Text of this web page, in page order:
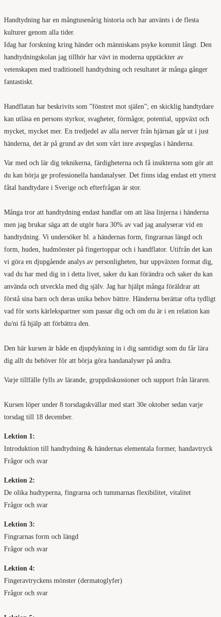
Handtydning har en mångtusenårig historia och har använts i de flesta
kulturer genom alla tider.
Idag har forskning kring händer och människans psyke kommit långt. Den
handtydningskolan jag tillhör har vävt in moderna upptäckter av
vetenskapen med traditionell handtydning och resultatet är många gånger
fantastiskt.
Handflatan har beskrivits som ”fönstret mot själen”; en skicklig handtydare
kan utläsa en persons styrkor, svagheter, förmågor, potential, uppväxt och
mycket, mycket mer. En tredjedel av alla nerver från hjärnan går ut i just
händerna, det är på grund av det som vårt inre avspeglas i händerna.
Var med och lär dig teknikerna, färdigheterna och få insikterna som gör att
du kan börja ge professionella handanalyser. Det finns idag endast ett ytterst
fåtal handtydare i Sverige och efterfrågan är stor.
Många tror att handtydning endast handlar om att läsa linjerna i händerna
men jag brukar säga att de utgör bara 30% av vad jag analyserar vid en
handtydning. Vi undersöker bl. a händernas form, fingrarnas längd och
form, huden, hudmönster på fingertoppar och i handflator. Utifrån det kan
vi göra en djupgående analys av personligheten, hur uppväxten format dig,
vad du har med dig in i detta livet, saker du kan förändra och saker du kan
använda och utveckla med dig själv. Jag har hjälpt många föräldrar att
förstå sina barn och deras unika behov bättre. Händerna berättar ofta tydligt
vad för sorts kärlekspartner som passar dig och om du är i en relation kan
du/ni få hjälp att förbättra den.
Den här kursen är både en djupdykning in i dig samtidigt som du får lära
dig allt du behöver för att börja göra handanalyser på andra.
Varje tillfälle fylls av lärande, gruppdiskussioner och support från läraren.
Kursen löper under 8 torsdagskvällar med start 30e oktober sedan varje
torsdag till 18 december.
Lektion 1:
Introduktion till handtydning & händernas elementala former, handavtryck
Frågor och svar
Lektion 2:
De olika hudtyperna, fingrarna och tummarnas flexibilitet, vitalitet
Frågor och svar
Lektion 3:
Fingrarnas form och längd
Frågor och svar
Lektion 4:
Fingeravtryckens mönster (dermatoglyfer)
Frågor och svar